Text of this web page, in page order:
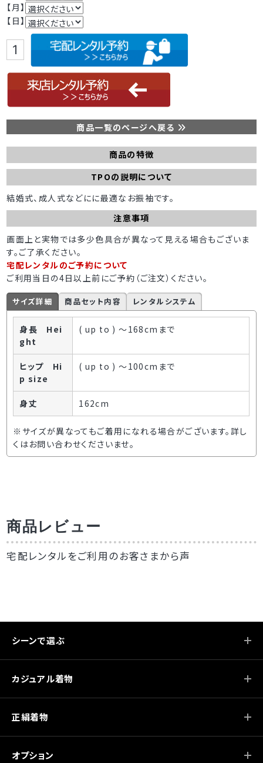
【月】
【日】
商品一覧のページへ戻る
商品の特徴
TPOの説明について
結婚式、成人式などにに最適なお振袖です。
注意事項
画面上と実物では多少色具合が異なって見える場合もございま
す。ご了承ください。
宅配レンタルのご予約について
ご利用当日の4日以上前にご予約（ご注文）ください。
サイズ詳細 商品セット内容 レンタルシステム
身長 Hei
ght
( up to ) ～168cmまで
ヒップ Hi
p size
( up to ) ～100cmまで
身丈 162cm
※サイズが異なってもご着用になれる場合がございます。詳し
くはお問い合わせくださいませ。
商品レビュー
宅配レンタルをご利用のお客さまから声
シーンで選ぶ
カジュアル着物
正絹着物
オプション